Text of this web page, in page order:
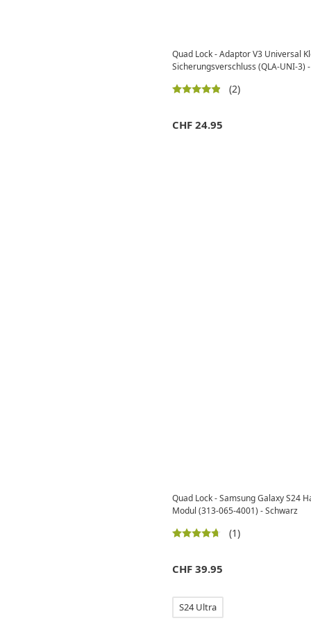
Quad Lock - Adaptor V3 Universal
Sicherungsverschluss (QLA-UNI-3)
(2)
CHF 24.95
Quad Lock - Samsung Galaxy S24
Modul (313-065-4001) - Schwarz
(1)
CHF 39.95
S24 Ultra